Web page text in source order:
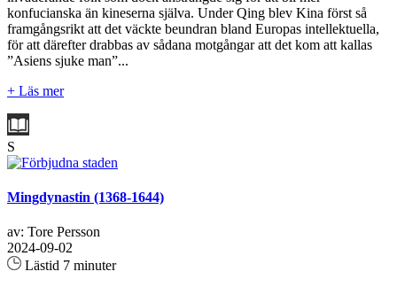
konfucianska än kineserna själva. Under Qing blev Kina först så
framgångsrikt att det väckte beundran bland Europas intellektuella,
för att därefter drabbas av sådana motgångar att det kom att kallas
”Asiens sjuke man”...
+ Läs mer
S
Mingdynastin (1368-1644)
av: Tore Persson
2024-09-02
Lästid 7 minuter